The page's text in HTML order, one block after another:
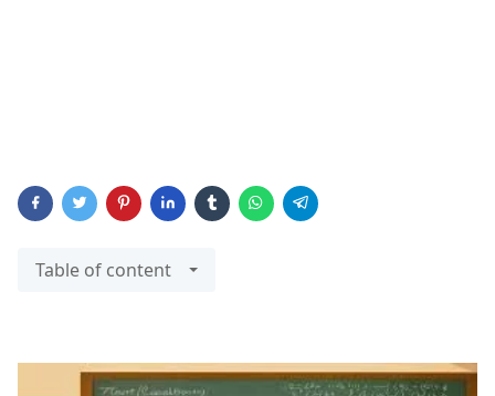
Table of content